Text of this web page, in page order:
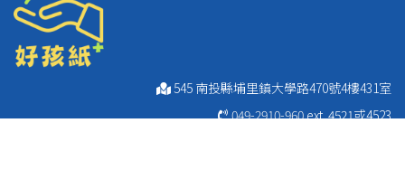
545 南投縣埔里鎮大學路470號4樓431室
049-2910-960ext. 4521或4523